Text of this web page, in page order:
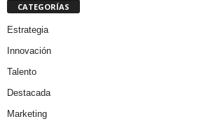
CATEGORÍAS
Estrategia
Innovación
Talento
Destacada
Marketing